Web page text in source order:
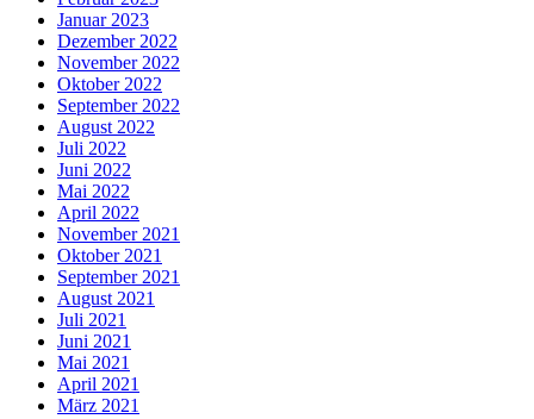
Januar 2023
Dezember 2022
November 2022
Oktober 2022
September 2022
August 2022
Juli 2022
Juni 2022
Mai 2022
April 2022
November 2021
Oktober 2021
September 2021
August 2021
Juli 2021
Juni 2021
Mai 2021
April 2021
März 2021